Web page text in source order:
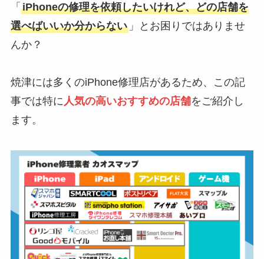
「 iPhoneの修理を依頼したいけれど、どの店舗を
選べばいいか分からない」とお困りではありませ
んか？
焼津には多くのiPhone修理店があるため、この記
事では特に 人気の高いおすすめの店舗をご紹介し
ます。